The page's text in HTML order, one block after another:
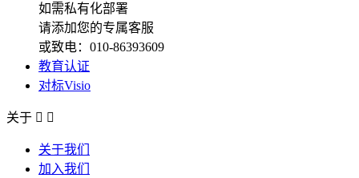
如需私有化部署
请添加您的专属客服
或致电：010-86393609
教育认证
对标Visio
关于  
关于我们
加入我们